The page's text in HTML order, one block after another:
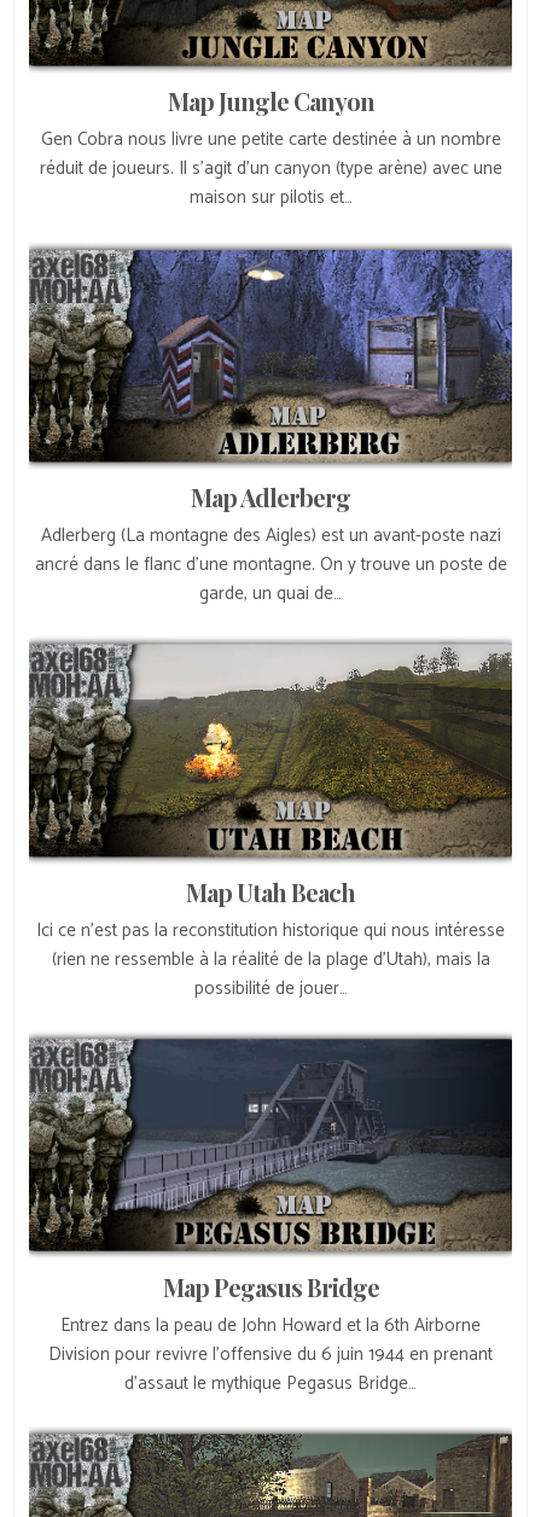
Map Jungle Canyon
Gen Cobra nous livre une petite carte destinée à un nombre
réduit de joueurs. Il s’agit d’un canyon (type arène) avec une
maison sur pilotis et…
Map Adlerberg
Adlerberg (La montagne des Aigles) est un avant-poste nazi
ancré dans le flanc d’une montagne. On y trouve un poste de
garde, un quai de…
Map Utah Beach
Ici ce n’est pas la reconstitution historique qui nous intéresse
(rien ne ressemble à la réalité de la plage d’Utah), mais la
possibilité de jouer…
Map Pegasus Bridge
Entrez dans la peau de John Howard et la 6th Airborne
Division pour revivre l’offensive du 6 juin 1944 en prenant
d’assaut le mythique Pegasus Bridge…